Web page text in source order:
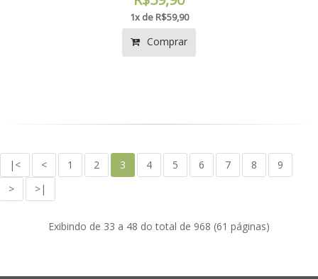
1x de R$59,90
Comprar
|< < 1 2 3 4 5 6 7 8
9
>
>|
Exibindo de 33 a 48 do total de 968 (61 páginas)